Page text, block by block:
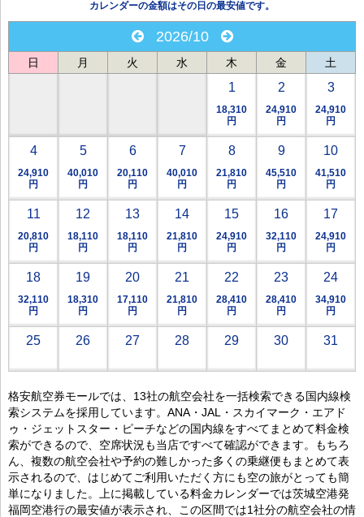
カレンダーの金額はその日の最安値です。
2026/10
日 月 火 水 木 金 土
1
18,310
円
2
24,910
円
3
24,910
円
4
24,910
円
5
40,010
円
6
20,110
円
7
40,010
円
8
21,810
円
9
45,510
円
10
41,510
円
11
20,810
円
12
18,110
円
13
18,110
円
14
21,810
円
15
24,910
円
16
32,110
円
17
24,910
円
18
32,110
円
19
18,310
円
20
17,110
円
21
21,810
円
22
28,410
円
23
28,410
円
24
34,910
円
25 26 27 28 29 30 31
格安航空券モールでは、13社の航空会社を一括検索できる国内線検
索システムを採用しています。ANA・JAL・スカイマーク・エアド
ゥ・ジェットスター・ピーチなどの国内線をすべてまとめて料金検
索ができるので、空席状況も当店ですべて確認ができます。もちろ
ん、複数の航空会社や予約の難しかった多くの乗継便もまとめて表
示されるので、はじめてご利用いただく方にも空の旅がとっても簡
単になりました。上に掲載している料金カレンダーでは茨城空港発
福岡空港行の最安値が表示され、この区間では1社分の航空会社の情